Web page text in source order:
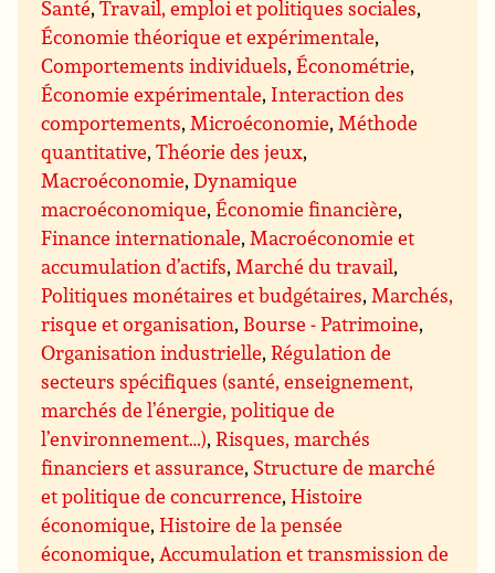
Santé,Travail, emploi et politiques sociales,
Économie théorique et expérimentale,
Comportements individuels,Économétrie,
Économie expérimentale, Interaction des
comportements, Microéconomie, Méthode
quantitative,Théorie des jeux,
Macroéconomie,Dynamique
macroéconomique,Économie financière,
Finance internationale, Macroéconomie et
accumulation d’actifs, Marché du travail,
Politiques monétaires et budgétaires, Marchés,
risque et organisation, Bourse - Patrimoine,
Organisation industrielle,Régulation de
secteurs spécifiques (santé, enseignement,
marchés de l’énergie, politique de
l’environnement…),Risques, marchés
financiers et assurance, Structure de marché
et politique de concurrence,Histoire
économique,Histoire de la pensée
économique, Accumulation et transmission de